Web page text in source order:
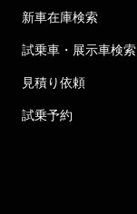
新車在庫検索
試乗車・展示車検索
見積り依頼
試乗予約